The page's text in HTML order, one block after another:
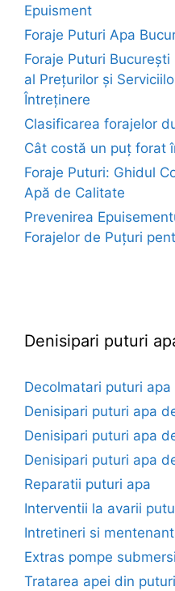
Epuisment
Foraje Puturi Apa
Foraje Puturi
al Prețurilor și
Întreținere
Clasificarea forajelor
Cât costă un puț forat
Foraje Puturi: Ghidul
Apă de Calitate
Prevenirea
Forajelor de Puțuri
Denisipari puturi
Decolmatari puturi apa
Denisipari puturi apa
Denisipari puturi apa
Denisipari puturi apa
Reparatii puturi apa
Interventii la avarii
Intretineri si
Extras pompe
Tratarea apei din